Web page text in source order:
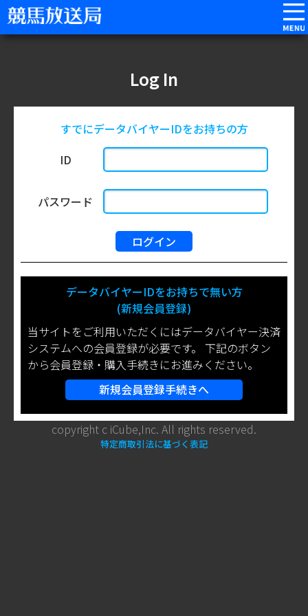
Log In
すでにデータバイヤーIDをお持ちの方
ID
パスワード
データバイヤーIDをお持ちで無い方
(新規会員登録)
当サイトをご利用いただくにはデータバイヤー決済
システムへの会員登録が必要です。 下記のボタン
から会員登録・購入手続きにお進みください。
新規会員登録手続きへ
copyright c iCube,Inc. All rights reserved.
特定商取引法に基づく表記